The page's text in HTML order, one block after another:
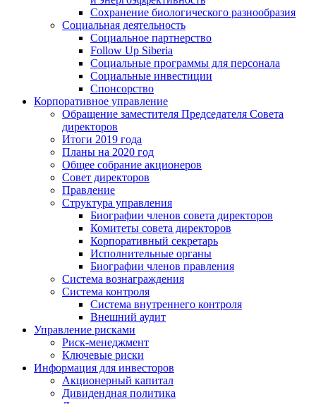
Сохранение биологического разнообразия
Социальная деятельность
Социальное партнерство
Follow Up Siberia
Социальные программы для персонала
Социальные инвестиции
Спонсорство
Корпоративное управление
Обращение заместителя Председателя Совета
директоров
Итоги 2019 года
Планы на 2020 год
Общее собрание акционеров
Совет директоров
Правление
Структура управления
Биографии членов совета директоров
Комитеты совета директоров
Корпоративный секретарь
Исполнительные органы
Биографии членов правления
Система вознаграждения
Система контроля
Система внутреннего контроля
Внешний аудит
Управление рисками
Риск-менеджмент
Ключевые риски
Информация для инвесторов
Акционерный капитал
Дивидендная политика